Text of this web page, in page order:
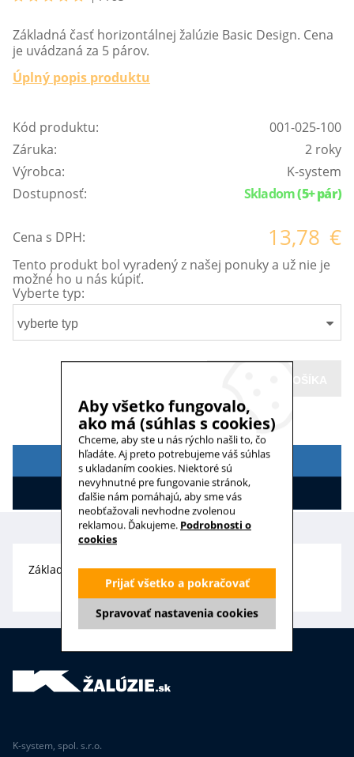
Základná časť horizontálnej žalúzie Basic Design. Cena
je uvádzaná za 5 párov.
Úplný popis produktu
Kód produktu:
001-025-100
Záruka:
2 roky
Výrobca:
K-system
Dostupnosť:
Skladom(5+ pár)
Cena s DPH: 13,78 €
Tento produkt bol vyradený z našej ponuky a už nie je
možné ho u nás kúpiť.
Vyberte typ:
vyberte typ
POPIS
HODNOTENIE
Základná časť horizontálnej žalúzie Basic Design.
K-system, spol. s.r.o.
Aby všetko fungovalo,
ako má (súhlas s cookies)
Chceme, aby ste u nás rýchlo našli to, čo
hľadáte. Aj preto potrebujeme váš súhlas
s ukladaním cookies. Niektoré sú
nevyhnutné pre fungovanie stránok,
ďalšie nám pomáhajú, aby sme vás
neobťažovali nevhodne zvolenou
reklamou. Ďakujeme. Podrobnosti o
cookies
Spravovať nastavenia cookies
Prijať všetko a pokračovať